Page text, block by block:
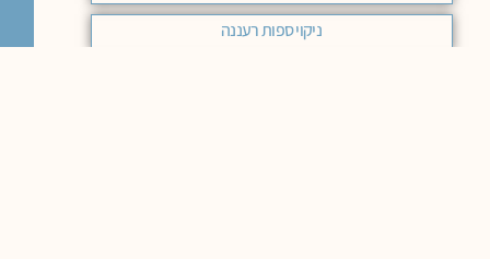
ניקוי ספות רעננה